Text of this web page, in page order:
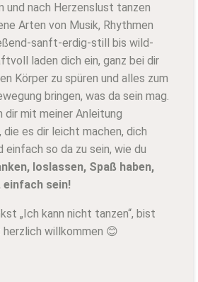
und nach Herzenslust tanzen
Arten von Musik, Rhythmen
sanft-erdig-still bis wild-
laden dich ein, ganz bei dir
Körper zu spüren und alles zum
bringen, was da sein mag.
dir mit meiner Anleitung
es dir leicht machen, dich
einfach so da zu sein, wie du
loslassen, Spaß haben,
einfach sein!
„Ich kann nicht tanzen“, bist
willkommen 😊